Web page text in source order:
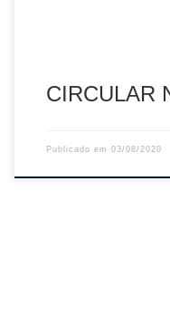
CIRCULAR
Publicado em 03/08/2020